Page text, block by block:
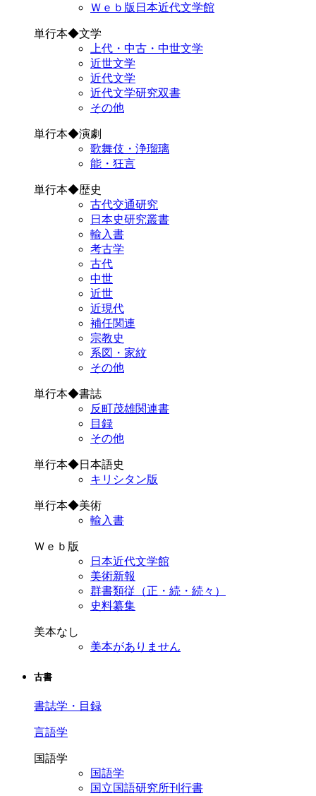
Ｗｅｂ版日本近代文学館
単行本◆文学
上代・中古・中世文学
近世文学
近代文学
近代文学研究双書
その他
単行本◆演劇
歌舞伎・浄瑠璃
能・狂言
単行本◆歴史
古代交通研究
日本史研究叢書
輸入書
考古学
古代
中世
近世
近現代
補任関連
宗教史
系図・家紋
その他
単行本◆書誌
反町茂雄関連書
目録
その他
単行本◆日本語史
キリシタン版
単行本◆美術
輸入書
Ｗｅｂ版
日本近代文学館
美術新報
群書類従（正・続・続々）
史料纂集
美本なし
美本がありません
古書
書誌学・目録
言語学
国語学
国語学
国立国語研究所刊行書